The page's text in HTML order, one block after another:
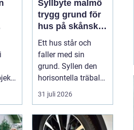
Syllbyte malmö
trygg grund för
hus på skånsk
mark
Ett hus står och
faller med sin
grund. Syllen den
horisontella träbalk
som bär upp
väggarna mot pla...
31 juli 2026